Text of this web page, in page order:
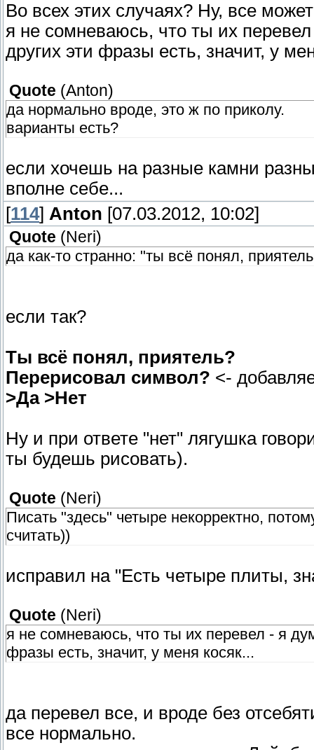
Во всех этих случаях? Ну, все
я не сомневаюсь, что ты их
других эти фразы есть, значит, у
Quote (Anton)
да нормально вроде, это ж по приколу.
варианты есть?
если хочешь на разные камни
вполне себе...
[114] Anton [07.03.2012, 10:02]
Quote (Neri)
да как-то странно: "ты всё понял,
если так?
Ты всё понял, приятель?
Перерисовал символ? <-
>Да >Нет
Ну и при ответе "нет" лягушка
ты будешь рисовать).
Quote (Neri)
Писать "здесь" четыре некорректно,
считать))
исправил на "Есть четыре плиты,
Quote (Neri)
я не сомневаюсь, что ты их перевел - я
фразы есть, значит, у меня косяк...
да перевел все, и вроде без
все нормально.